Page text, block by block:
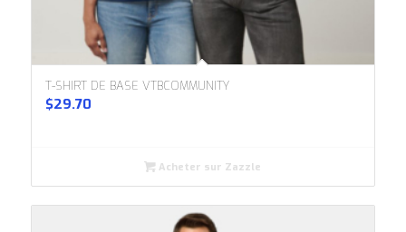
T-SHIRT DE BASE VTBCOMMUNITY
$29.70
Acheter sur Zazzle